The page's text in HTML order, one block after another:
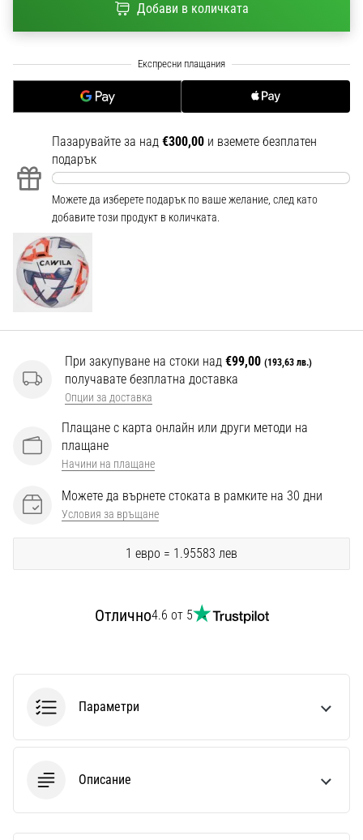
Nike
новите
футболни
Nike
Phantom
прецизност,
контрол
и
мощ
всяко
Перфектни
за
Покажи
всички
статии
Добави в количката
Пазарувайте за над €300,00 и вземете безплатен
подарък
Можете да изберете подарък по ваше желание, след като
добавите този продукт в количката.
При закупуване на стоки над €99,00 (193,63 лв.)
получавате безплатна доставка
Опции за доставка
Плащане с карта онлайн или други методи на
плащане
Начини на плащане
Можете да върнете стоката в рамките на 30 дни
Условия за връщане
1 евро = 1.95583 лев
Отлично4.6 от 5
Параметри
Описание